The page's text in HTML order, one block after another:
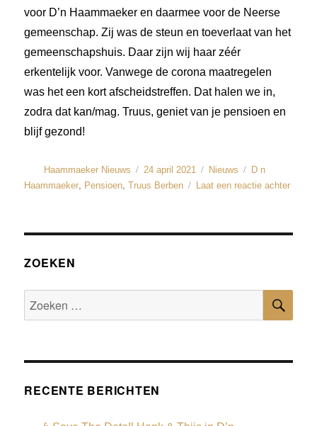
voor D’n Haammaeker en daarmee voor de Neerse
gemeenschap. Zij was de steun en toeverlaat van het
gemeenschapshuis. Daar zijn wij haar zéér
erkentelijk voor. Vanwege de corona maatregelen
was het een kort afscheidstreffen. Dat halen we in,
zodra dat kan/mag. Truus, geniet van je pensioen en
blijf gezond!
Haammaeker Nieuws 24 april 2021 Nieuws
D n
Haammaeker, Pensioen,Truus Berben Laat een reactie achter
ZOEKEN
RECENTE BERICHTEN